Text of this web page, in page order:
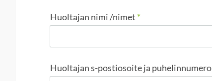
Huoltajan nimi /nimet *
Huoltajan s-postiosoite ja puhelinnumero